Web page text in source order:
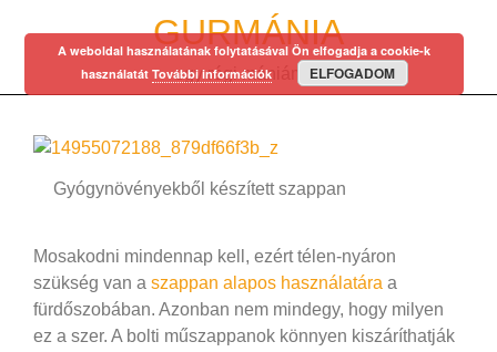
GURMÁNIA
egy régi mániám…
Gyógynövényekből készített szappan
Mosakodni mindennap kell, ezért télen-nyáron
szükség van a szappan alapos használatára a
fürdőszobában. Azonban nem mindegy, hogy milyen
ez a szer. A bolti műszappanok könnyen kiszáríthatják
A weboldal használatának folytatásával Ön elfogadja a cookie-k
használatát További információk ELFOGADOM